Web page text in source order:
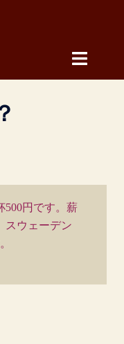
500円です。薪
スウェーデン